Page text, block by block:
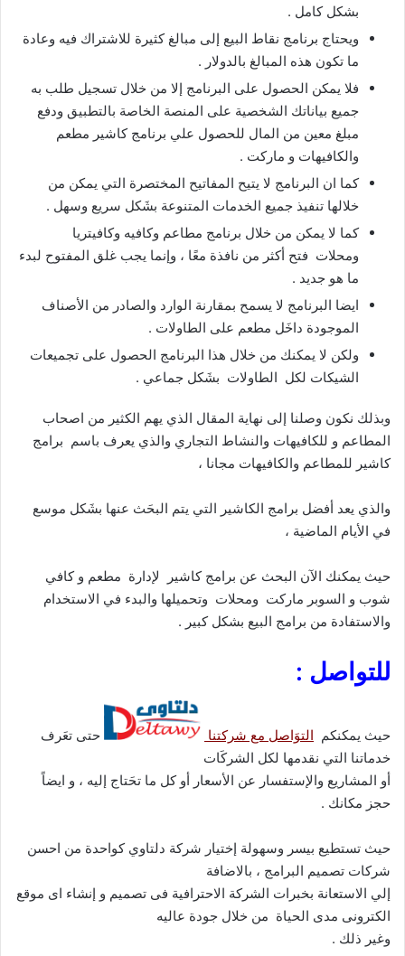
بشكل كامل .
ويحتاج برنامج نقاط البيع إلى مبالغ كثيرة للاشتراك فيه وعادة
ما تكون هذه المبالغ بالدولار .
فلا يمكن الحصول على البرنامج إلا من خلال تسجيل طلب به
جميع بياناتك الشخصية على المنصة الخاصة بالتطبيق ودفع
مبلغ معين من المال للحصول علي برنامج كاشير مطعم
والكافيهات و ماركت .
كما ان البرنامج لا يتيح المفاتيح المختصرة التي يمكن من
خلالها تنفيذ جميع الخدمات المتنوعة بشَكل سريع وسهل .
كما لا يمكن من خلال برنامج مطاعم وكافيه وكافيتريا
ومحلات فتح أكثر من نافذة معًا ، وإنما يجب غلق المفتوح لبدء
ما هو جديد .
ايضا البرنامج لا يسمح بمقارنة الوارد والصادر من الأصناف
الموجودة داخَل مطعم على الطاولات .
ولكن لا يمكنك من خلال هذا البرنامج الحصول على تجميعات
الشيكات لكل الطاولات بشَكل جماعي .
وبذلك نكون وصلنا إلى نهاية المقال الذي يهم الكثير من اصحاب
المطاعم و للكافيهات والنشاط التجاري والذي يعرف باسم برامج
كاشير للمطاعم والكافيهات مجانا ،
والذي يعد أفضل برامج الكاشير التي يتم البحَث عنها بشَكل موسع
في الأيام الماضية ،
حيث يمكنك الآن البحث عن برامج كاشير لإدارة مطعم و كافي
شوب و السوبر ماركت ومحلات وتحميلها والبدء في الاستخدام
والاستفادة من برامج البيع بشكل كبير .
للتواصل :
حيث يمكنكم التوَاصل مع شركتنا
حتى تعَرف
خدماتنا التي نقدمها لكل الشركَات
أو المشاريع والإستفسار عن الأسعار أو كل ما تحَتاج إليه ، و ايضاً
حجز مكانك .
حيث تستطيع بيسر وسهولة إختيار شركة دلتاوي كواحدة من احسن
شركات تصميم البرامج ، بالاضافة
إلي الاستعانة بخبرات الشركة الاحترافية فى تصميم و إنشاء اى موقع
الكترونى مدى الحياة من خلال جودة عاليه
وغير ذلك .